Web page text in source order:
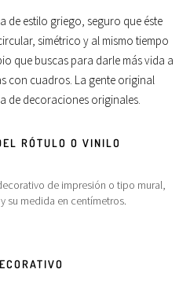
de estilo griego, seguro que éste
simétrico y al mismo tiempo
que buscas para darle más vida a
con cuadros. La gente original
de decoraciones originales.
RÓTULO O VINILO
de impresión o tipo mural,
su medida en centímetros.